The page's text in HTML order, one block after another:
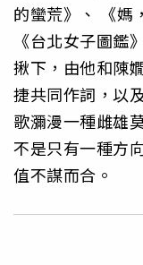
的蠻荒》、 《媽
《台北女子圖鑑
揪下，由他和陳
捷共同作詞，以
歌瀰漫一種雌雄
不是只有一種方
值不謀而合。